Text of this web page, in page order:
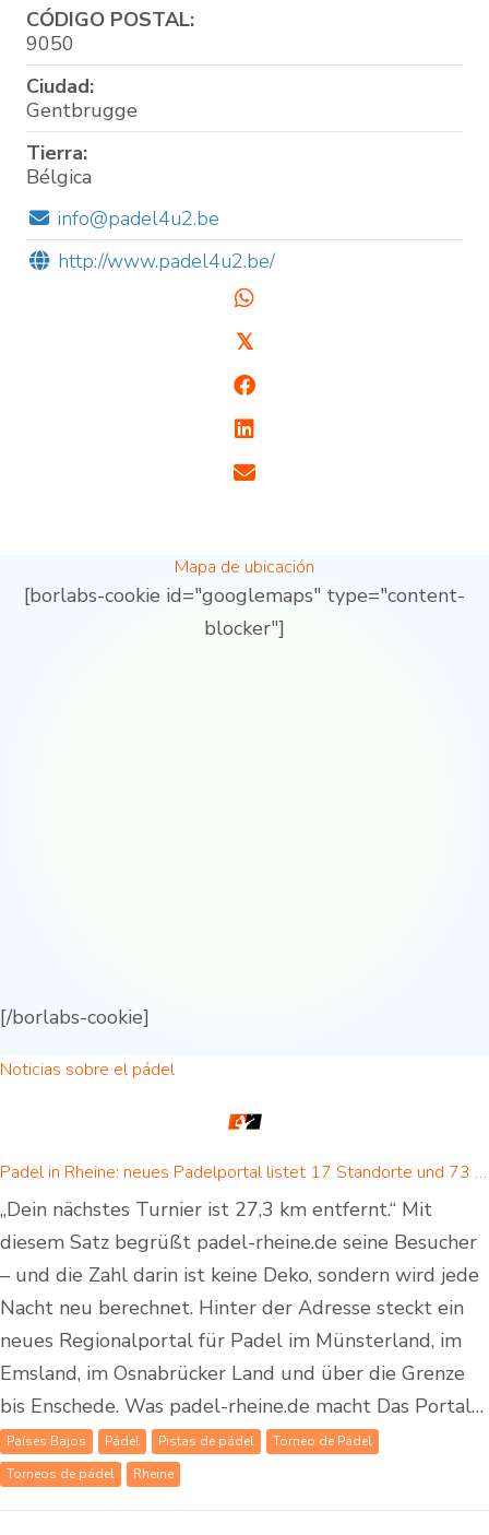
CÓDIGO POSTAL:
9050
Ciudad:
Gentbrugge
Tierra:
Bélgica
info@padel4u2.be
http://www.padel4u2.be/
𝕏
Mapa de ubicación
[borlabs-cookie id="googlemaps" type="content-
blocker"]
[/borlabs-cookie]
Noticias sobre el pádel
Padel in Rheine: neues Padelportal listet 17 Standorte und 73 Padel-Courts in Rheine und Umgebung
„Dein nächstes Turnier ist 27,3 km entfernt.“ Mit
diesem Satz begrüßt padel-rheine.de seine Besucher
– und die Zahl darin ist keine Deko, sondern wird jede
Nacht neu berechnet. Hinter der Adresse steckt ein
neues Regionalportal für Padel im Münsterland, im
Emsland, im Osnabrücker Land und über die Grenze
bis Enschede. Was padel-rheine.de macht Das Portal…
Países Bajos Pádel Pistas de pádel
Torneo de Pádel
Torneos de pádel
Rheine